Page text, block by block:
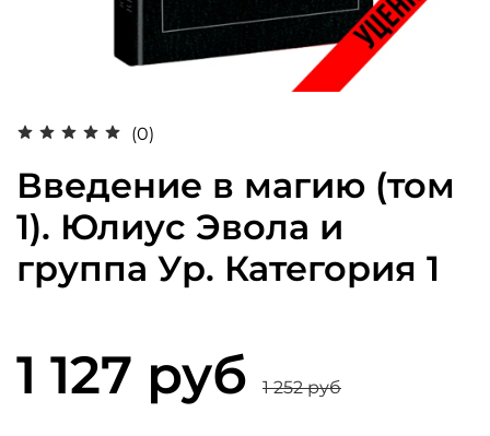
(0)
Введение в магию (том
1). Юлиус Эвола и
группа Ур. Категория 1
1 127 руб 1 252 руб